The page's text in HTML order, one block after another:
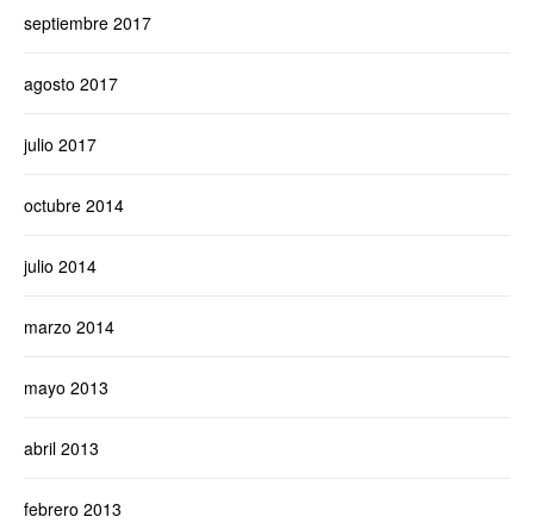
septiembre 2017
agosto 2017
julio 2017
octubre 2014
julio 2014
marzo 2014
mayo 2013
abril 2013
febrero 2013